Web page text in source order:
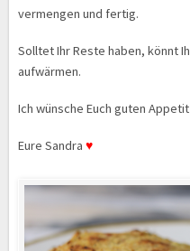
vermengen und fertig.
Solltet Ihr Reste haben, könnt
aufwärmen.
Ich wünsche Euch guten
Eure Sandra ♥